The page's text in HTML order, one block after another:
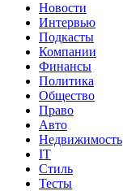
Новости
Интервью
Подкасты
Компании
Финансы
Политика
Общество
Право
Авто
Недвижимость
IT
Стиль
Тесты